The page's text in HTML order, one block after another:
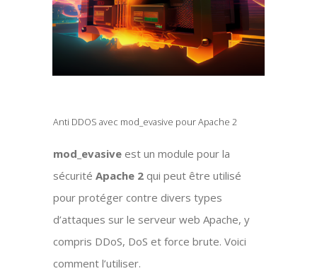
Anti DDOS avec mod_evasive pour Apache 2
mod_evasive est un module pour la
sécurité Apache 2 qui peut être utilisé
pour protéger contre divers types
d’attaques sur le serveur web Apache, y
compris DDoS, DoS et force brute. Voici
comment l’utiliser.